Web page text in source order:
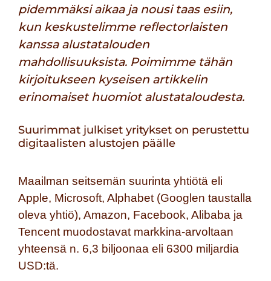
pidemmäksi aikaa ja nousi taas esiin,
kun keskustelimme reflectorlaisten
kanssa alustatalouden
mahdollisuuksista. Poimimme tähän
kirjoitukseen kyseisen artikkelin
erinomaiset huomiot alustataloudesta.
Suurimmat julkiset yritykset on perustettu
digitaalisten alustojen päälle
Maailman seitsemän suurinta yhtiötä eli
Apple, Microsoft, Alphabet (Googlen taustalla
oleva yhtiö), Amazon, Facebook, Alibaba ja
Tencent muodostavat markkina-arvoltaan
yhteensä n. 6,3 biljoonaa eli 6300 miljardia
USD:tä.